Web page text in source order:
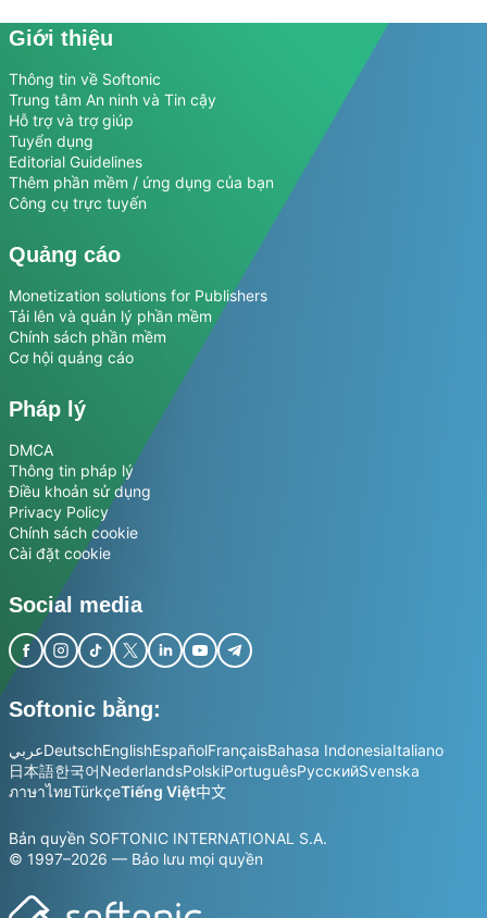
Giới thiệu
Thông tin về Softonic
Trung tâm An ninh và Tin cậy
Hỗ trợ và trợ giúp
Tuyển dụng
Editorial Guidelines
Thêm phần mềm / ứng dụng của bạn
Công cụ trực tuyến
Quảng cáo
Monetization solutions for Publishers
Tải lên và quản lý phần mềm
Chính sách phần mềm
Cơ hội quảng cáo
Pháp lý
DMCA
Thông tin pháp lý
Điều khoản sử dụng
Privacy Policy
Chính sách cookie
Cài đặt cookie
Social media
Softonic bằng:
عربيDeutschEnglishEspañolFrançaisBahasa IndonesiaItaliano
日本語한국어NederlandsPolskiPortuguêsРусскийSvenska
ภาษาไทยTürkçeTiếng Việt中文
Bản quyền SOFTONIC INTERNATIONAL S.A.
© 1997–2026 — Bảo lưu mọi quyền